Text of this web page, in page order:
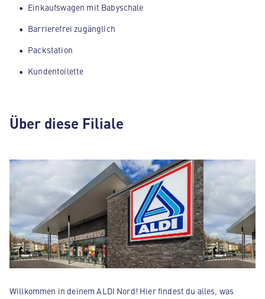
Einkaufswagen mit Babyschale
Barrierefrei zugänglich
Packstation
Kundentoilette
Über diese Filiale
Willkommen in deinem ALDI Nord! Hier findest du alles, was